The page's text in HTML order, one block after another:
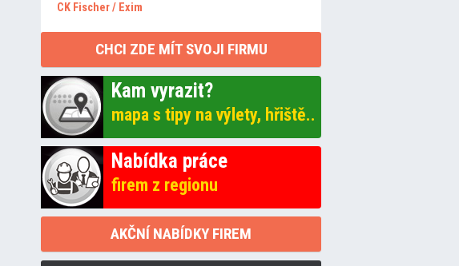
CK Fischer / Exim
CHCI ZDE MÍT SVOJI FIRMU
Kam vyrazit?
mapa s tipy na výlety, hřiště..
Nabídka práce
firem z regionu
AKČNÍ NABÍDKY FIREM